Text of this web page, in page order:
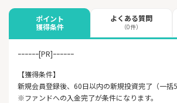
ポイント
獲得条件
よくある質問
（0件）
ｰｰｰｰｰｰ[PR]ｰｰｰｰｰｰ
【獲得条件】
新規会員登録後、60日以内の新規投資完了（一括
※ファンドへの入金完了が条件になります。